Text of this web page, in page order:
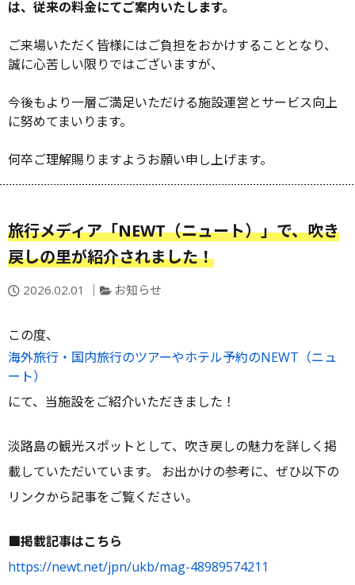
は、従来の料金にてご案内いたします。
ご来場いただく皆様にはご負担をおかけすることとなり、
誠に心苦しい限りではございますが、
今後もより一層ご満足いただける施設運営とサービス向上
に努めてまいります。
何卒ご理解賜りますようお願い申し上げます。
旅行メディア「NEWT（ニュート）」で、吹き
戻しの里が紹介されました！
投 2026.02.01
カ
ー
お知らせ
この度、
海外旅行・国内旅行のツアーやホテル予約のNEWT（ニュ
ート）
にて、当施設をご紹介いただきました！
淡路島の観光スポットとして、吹き戻しの魅力を詳しく掲
載していただいています。 お出かけの参考に、ぜひ以下の
リンクから記事をご覧ください。
■掲載記事はこちら
https://newt.net/jpn/ukb/mag-48989574211